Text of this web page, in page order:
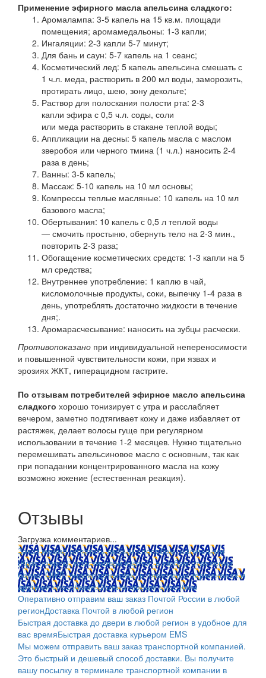
Применение эфирного масла апельсина сладкого:
Аромалампа: 3-5 капель на 15 кв.м. площади
помещения; аромамедальоны: 1-3 капли;
Ингаляции: 2-3 капли 5-7 минут;
Для бань и саун: 5-7 капель на 1 сеанс;
Косметический лед: 5 капель апельсина смешать с
1 ч.л. меда, растворить в 200 мл воды, заморозить,
протирать лицо, шею, зону декольте;
Раствор для полоскания полости рта: 2-3
капли эфира с 0,5 ч.л. соды, соли
или меда растворить в стакане теплой воды;
Аппликации на десны: 5 капель масла с маслом
зверобоя или черного тмина (1 ч.л.) наносить 2-4
раза в день;
Ванны: 3-5 капель;
Массаж: 5-10 капель на 10 мл основы;
Компрессы теплые масляные: 10 капель на 10 мл
базового масла;
Обертывания: 10 капель с 0,5 л теплой воды
— смочить простыню, обернуть тело на 2-3 мин.,
повторить 2-3 раза;
Обогащение косметических средств: 1-3 капли на 5
мл средства;
Внутреннее употребление: 1 каплю в чай,
кисломолочные продукты, соки, выпечку 1-4 раза в
день, употреблять достаточно жидкости в течение
дня;.
Аромарасчесывание: наносить на зубцы расчески.
Противопоказано при индивидуальной непереносимости
и повышенной чувствительности кожи, при язвах и
эрозиях ЖКТ, гиперацидном гастрите.
По отзывам потребителей эфирное масло апельсина
сладкого хорошо тонизирует с утра и расслабляет
вечером, заметно подтягивает кожу и даже избавляет от
растяжек, делает волосы гуще при регулярном
использовании в течение 1-2 месяцев. Нужно тщательно
перемешивать апельсиновое масло с основным, так как
при попадании концентрированного масла на кожу
возможно жжение (естественная реакция).
Отзывы
Загрузка комментариев...
Заказ можно оплатить любым способом: наличными
(Красноярск); пластиковой картой; в любом отделении
банка; QIWI, яндекс.деньгами; в платежных терминалах и
другими способами.Оплата любым способом
Оперативно отправим ваш заказ Почтой России в любой
регионДоставка Почтой в любой регион
Быстрая доставка до двери в любой регион в удобное для
вас времяБыстрая доставка курьером EMS
Мы можем отправить ваш заказ транспортной компанией.
Это быстрый и дешевый способ доставки. Вы получите
вашу посылку в терминале транспортной компании в